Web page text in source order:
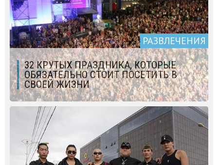
РАЗВЛЕЧЕНИЯ
32 КРУТЫХ ПРАЗДНИКА, КОТОРЫЕ
ОБЯЗАТЕЛЬНО СТОИТ ПОСЕТИТЬ В
СВОЕЙ ЖИЗНИ